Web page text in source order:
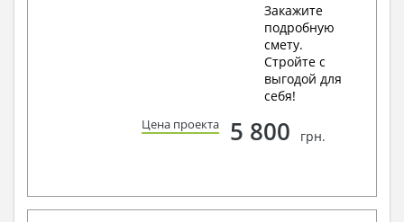
Закажите
подробную
смету.
Стройте с
выгодой для
себя!
Цена проекта 5 800 грн.